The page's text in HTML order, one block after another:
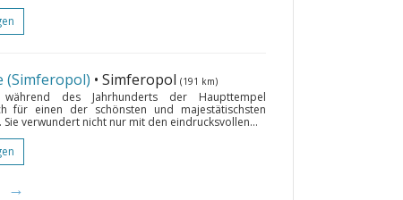
(Simferopol) • Simferopol (191 km)
während des Jahrhunderts der Haupttempel
für einen der schönsten und majestätischsten
verwundert nicht nur mit den eindrucksvollen...
→